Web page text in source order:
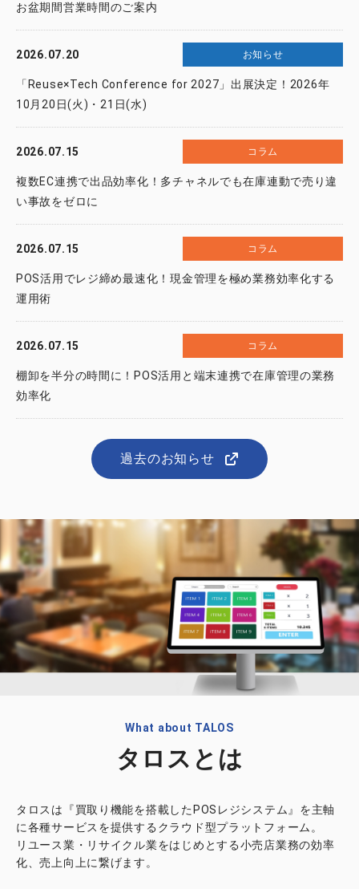
お盆期間営業時間のご案内
2026.07.20 お知らせ
「Reuse×Tech Conference for 2027」出展決定！2026年
10月20日(火)・21日(水)
2026.07.15 コラム
複数EC連携で出品効率化！多チャネルでも在庫連動で売り違
い事故をゼロに
2026.07.15 コラム
POS活用でレジ締め最速化！現金管理を極め業務効率化する
運用術
2026.07.15 コラム
棚卸を半分の時間に！POS活用と端末連携で在庫管理の業務
効率化
過去のお知らせ
What about TALOS
タロスとは
タロスは『買取り機能を搭載したPOSレジシステム』を主軸
に各種サービスを提供するクラウド型プラットフォーム。
リユース業・リサイクル業をはじめとする小売店業務の効率
化、売上向上に繋げます。